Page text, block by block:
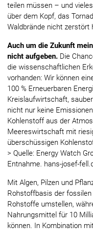
teilen müssen – und
über dem Kopf, das
Waldbrände nicht zerstört
Auch um die Zukunft
nicht aufgeben. Die
die wissenschaftlichen
vorhanden: Wir können
100 % Erneuerbaren
Kreislaufwirtschaft,
nicht nur keine
Kohlenstoff aus der
Meereswirtschaft mit
überschüssigen
> Quelle: Energy Watch
Entnahme. hans-josef-
Mit Algen, Pilzen und
Rohstoffbasis der
Rohstoffe umstellen,
Nahrungsmittel für 10
können. In Kombination